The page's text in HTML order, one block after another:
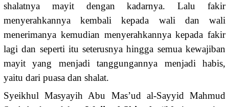
shalatnya mayit dengan kadarnya. Lalu fakir
menyerahkannya kembali kepada wali dan wali
menerimanya kemudian menyerahkannya kepada fakir
lagi dan seperti itu seterusnya hingga semua kewajiban
mayit yang menjadi tanggungannya menjadi habis,
yaitu dari puasa dan shalat.
Syeikhul Masyayih Abu Mas’ud al-Sayyid Mahmud